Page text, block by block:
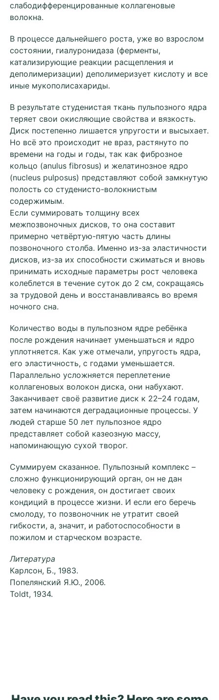
слабодифференцированные коллагеновые
волокна.
В процессе дальнейшего роста, уже во взрослом
состоянии, гиалуронидаза (ферменты,
катализирующие реакции расщепления и
деполимеризации) деполимеризует кислоту и все
иные мукополисахариды.
В результате студенистая ткань пульпозного ядра
теряет свои окисляющие свойства и вязкость.
Диск постепенно лишается упругости и высыхает.
Но всё это происходит не враз, растянуто по
времени на годы и годы, так как фиброзное
кольцо (anulus fibrosus) и желатинозное ядро
(nucleus pulposus) представляют собой замкнутую
полость со студенисто-волокнистым
содержимым.
Если суммировать толщину всех
межпозвоночных дисков, то она составит
примерно четвёртую-пятую часть длины
позвоночного столба. Именно из-за эластичности
дисков, из-за их способности сжиматься и вновь
принимать исходные параметры рост человека
колеблется в течение суток до 2 см, сокращаясь
за трудовой день и восстанавливаясь во время
ночного сна.
Количество воды в пульпозном ядре ребёнка
после рождения начинает уменьшаться и ядро
уплотняется. Как уже отмечали, упругость ядра,
его эластичность, с годами уменьшается.
Параллельно усложняется переплетение
коллагеновых волокон диска, они набухают.
Заканчивает своё развитие диск к 22–24 годам,
затем начинаются деградационные процессы. У
людей старше 50 лет пульпозное ядро
представляет собой казеозную массу,
напоминающую сухой творог.
Суммируем сказанное. Пульпозный комплекс –
сложно функционирующий орган, он не дан
человеку с рождения, он достигает своих
кондиций в процессе жизни. И если его беречь
смолоду, то позвоночник не утратит своей
гибкости, а, значит, и работоспособности в
пожилом и старческом возрасте.
Литература
Карлсон, Б., 1983.
Попелянский Я.Ю., 2006.
Toldt, 1934.